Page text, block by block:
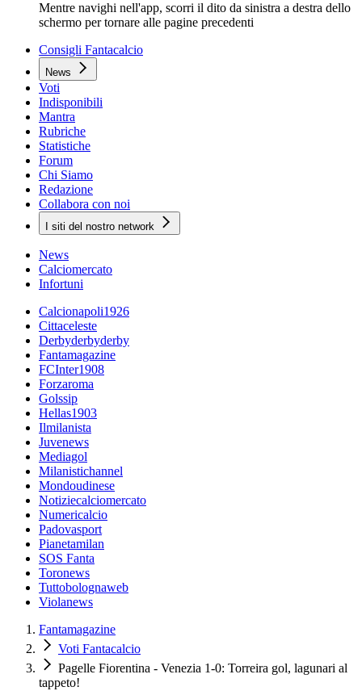
Mentre navighi nell'app, scorri il dito da sinistra a destra dello
schermo per tornare alle pagine precedenti
Consigli Fantacalcio
News
Voti
Indisponibili
Mantra
Rubriche
Statistiche
Forum
Chi Siamo
Redazione
Collabora con noi
I siti del nostro network
News
Calciomercato
Infortuni
Calcionapoli1926
Cittaceleste
Derbyderbyderby
Fantamagazine
FCInter1908
Forzaroma
Golssip
Hellas1903
Ilmilanista
Juvenews
Mediagol
Milanistichannel
Mondoudinese
Notiziecalciomercato
Numericalcio
Padovasport
Pianetamilan
SOS Fanta
Toronews
Tuttobolognaweb
Violanews
Fantamagazine
Voti Fantacalcio
Pagelle Fiorentina - Venezia 1-0: Torreira gol, lagunari al
tappeto!